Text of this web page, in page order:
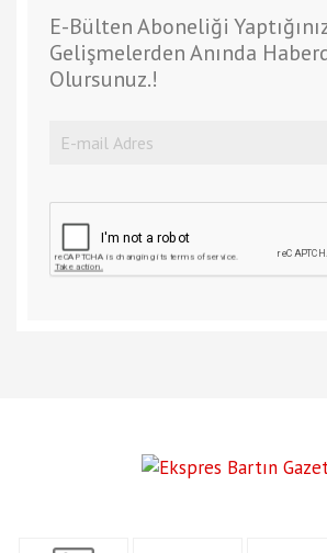
E-Bülten Aboneliği
Gelişmelerden Anında
Olursunuz.!